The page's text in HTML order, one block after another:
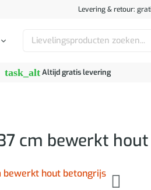
Levering & retour:
Zoeken
task_altAltijd gratis levering
cm bewerkt